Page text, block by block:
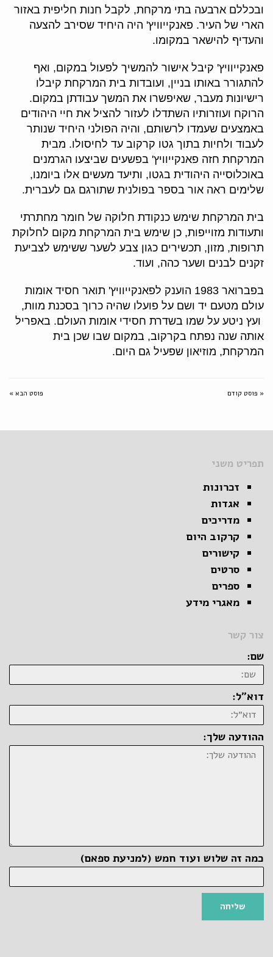
ובכללם ארבעה בתי מרקחת, לקבל חנות חליפית באזור
הארי של העיר. פאנקייוויץ' היה היחיד שסירב להצעה
והעדיף להישאר במקומו.
פאנקייוויץ' קיבל אישור להמשיך לפעול במקום, ואף
להתגורר באותו בניין, ועובדות בית המרקחת קיבלו
רישיונות מעבר, שאיפשרו את המשך עבודתן במקום.
הרוקח ועוזרותיו השתדלו לעזור להציל את חיי היהודים
באמצעים שעמדו לרשותם, והיה הפולני היחיד שנותר
לעבוד ולחיות בתוך גטו קרקוב עד לחיסולו. מבית
המרקחת חזה פאנקייוויץ' בפשעים שביצעו הגרמנים
באוכלוסייה היהודית בגטו, ותיעד מעשים אלו ביומנו,
שלימים ראה אור בספר בפולנית שתורגם גם לעברית.
בית המרקחת שימש כנקודת חלוקה של חומר מחתרתי
ותעודות מזוייפות, כן שימש בית המרקחת מקום לחלוקת
תרופות, מזון, תכשירים כגון צבע לשער ששימש לצביעת
זקנים לבנים ושער כהה, ועוד.
בפברואר 1983 הוענק לפאנקייוויץ' תואר חסיד אומות
עולם מטעם יד ושם על פועלו שהיה כרוך בסכנת מוות,
ועץ ניטע על שמו בשדרת חסידי אומות העולם. באפריל
אותה שנה נפתח בקרקוב, במקום שבו שכן בית
המרקחת, מוזיאון שפעיל גם היום.
« פוסט קודם פוסט הבא »
תפריט משני
זכרונות
אגדות
מדריכים
קרקוב היום
קישורים
סרטים
ספרים
מאגרי מידע
צור קשר
שם:
דוא״ל:
ההודעה שלך:
כמה זה שלוש ועוד חמש (למניעת ספאם)
שליחה